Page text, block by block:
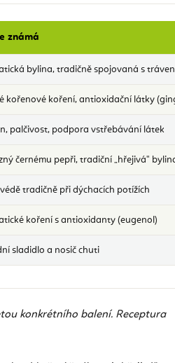
známá
bylina, tradičně spojovaná s
kořenové koření, antioxidační látky
palčivost, podpora vstřebávání látek
černému pepři, tradiční „hřejivá"
tradičně při dýchacích potížích
koření s antioxidanty (eugenol)
sladidlo a nosič chuti
konkrétního balení. Receptura